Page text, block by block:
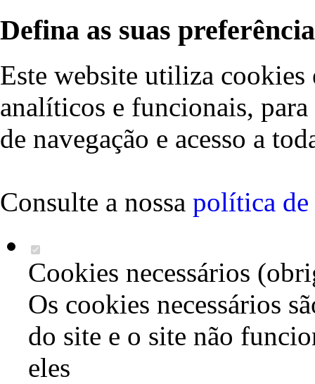
Defina as suas
Este website utiliza cookies
analíticos e funcionais,
de navegação e acesso a
Consulte a nossa política de
Cookies necessários
Os cookies necessários
do site e o site não
eles